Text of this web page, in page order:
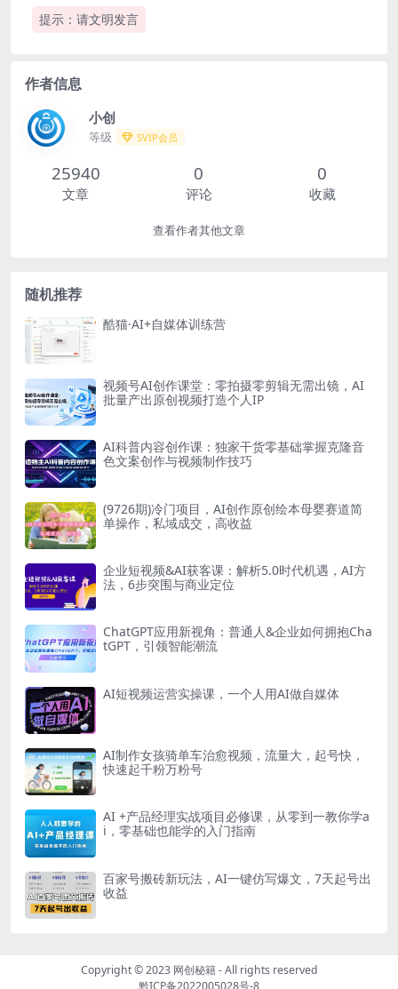
提示：请文明发言
作者信息
小创
等级 SVIP会员
25940
文章
0
评论
0
收藏
查看作者其他文章
随机推荐
酷猫·AI+自媒体训练营
视频号AI创作课堂：零拍摄零剪辑无需出镜，AI
批量产出原创视频打造个人IP
AI科普内容创作课：独家干货零基础掌握克隆音
色文案创作与视频制作技巧
(9726期)冷门项目，AI创作原创绘本母婴赛道简
单操作，私域成交，高收益
企业短视频&AI获客课：解析5.0时代机遇，AI方
法，6步突围与商业定位
ChatGPT应用新视角：普通人&企业如何拥抱Cha
tGPT，引领智能潮流
AI短视频运营实操课，一个人用AI做自媒体
AI制作女孩骑单车治愈视频，流量大，起号快，
快速起千粉万粉号
AI +产品经理实战项目必修课，从零到一教你学a
i，零基础也能学的入门指南
百家号搬砖新玩法，AI一键仿写爆文，7天起号出
收益
Copyright © 2023 网创秘籍- All rights reserved
黔ICP备2022005028号-8